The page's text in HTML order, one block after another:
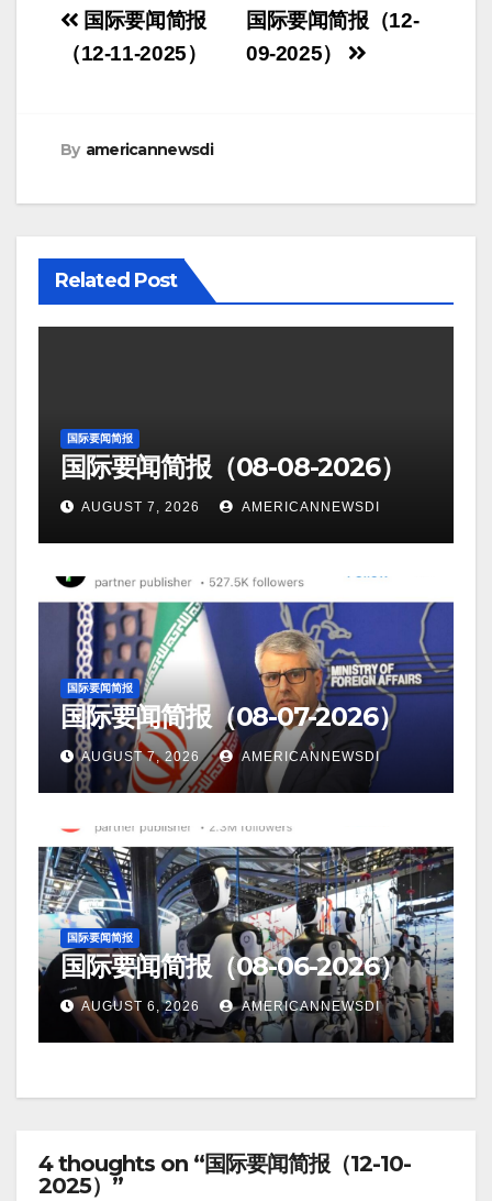
Post
navigation
国际要闻简报（12-
09-2025）
国际要闻简报
（12-11-2025）
By americannewsdi
Related Post
国际要闻简报
国际要闻简报（08-08-2026）
AUGUST 7, 2026 AMERICANNEWSDI
国际要闻简报
国际要闻简报（08-07-2026）
AUGUST 7, 2026 AMERICANNEWSDI
国际要闻简报
国际要闻简报（08-06-2026）
AUGUST 6, 2026 AMERICANNEWSDI
4 thoughts on “国际要闻简报（12-10-
2025）”